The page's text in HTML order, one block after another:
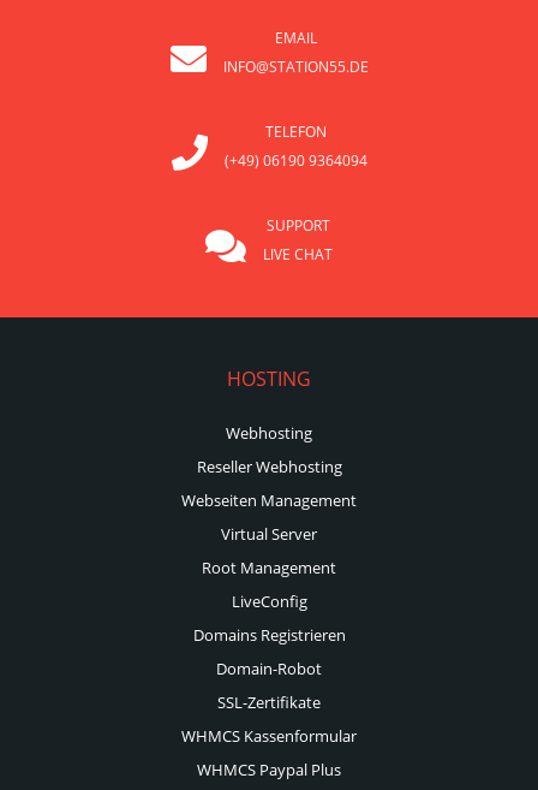
EMAIL
INFO@STATION55.DE
TELEFON
(+49) 06190 9364094
SUPPORT
LIVE CHAT
HOSTING
Webhosting
Reseller Webhosting
Webseiten Management
Virtual Server
Root Management
LiveConfig
Domains Registrieren
Domain-Robot
SSL-Zertifikate
WHMCS Kassenformular
WHMCS Paypal Plus